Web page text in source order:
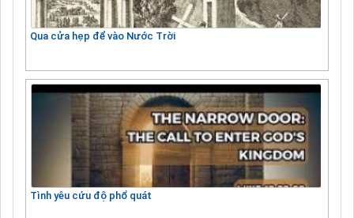
Qua cửa hẹp để vào Nước Trời
Tình yêu cứu độ phổ quát